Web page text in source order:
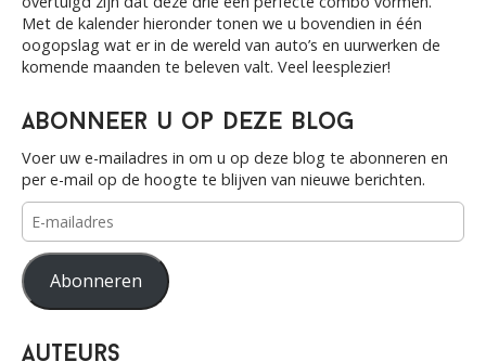
Met de kalender hieronder tonen we u bovendien in één
oogopslag wat er in de wereld van auto’s en uurwerken de
komende maanden te beleven valt. Veel leesplezier!
Abonneer u op deze blog
Voer uw e-mailadres in om u op deze blog te abonneren en
per e-mail op de hoogte te blijven van nieuwe berichten.
E-
mailadres
Abonneren
Auteurs